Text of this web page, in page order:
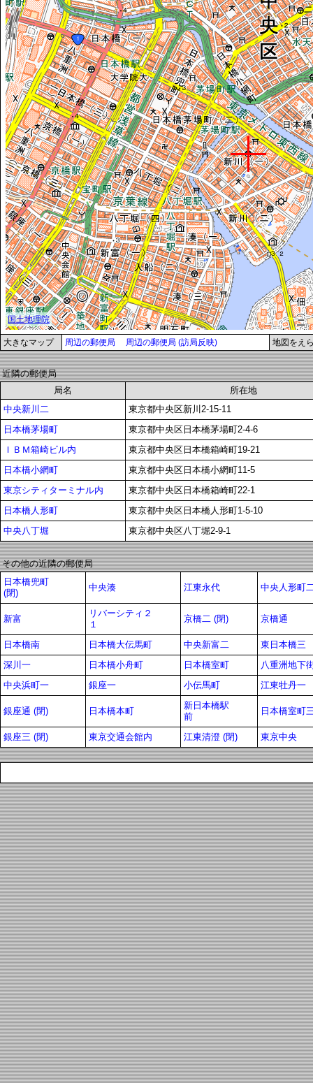
大きなマップ 周辺の郵便局 周辺の郵便局 (訪局反映) 地図をえ
近隣の郵便局
局名
所在地
中央新川二
東京都中央区新川2-15-11
日本橋茅場町
東京都中央区日本橋茅場町2-4-6
ＩＢＭ箱崎ビル内
東京都中央区日本橋箱崎町19-21
日本橋小網町
東京都中央区日本橋小網町11-5
東京シティターミナル内
東京都中央区日本橋箱崎町22-1
日本橋人形町
東京都中央区日本橋人形町1-5-10
中央八丁堀
東京都中央区八丁堀2-9-1
その他の近隣の郵便局
日本橋兜町
(閉)
中央湊 江東永代 中央人形町
新富
リバーシティ２
１
京橋二 (閉) 京橋通
日本橋南 日本橋大伝馬町 中央新富二
東日本橋三
深川一
日本橋小舟町 日本橋室町
八重洲地下
中央浜町一
銀座一 小伝馬町 江東牡丹一
銀座通 (閉) 日本橋本町
新日本橋駅
前
日本橋室町
銀座三 (閉) 東京交通会館内 江東清澄 (閉) 東京中央